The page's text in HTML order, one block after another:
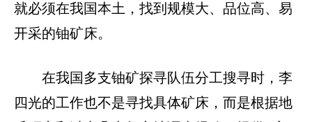
就必须在我国本土，找到规模大、品位高、易
开采的铀矿床。
在我国多支铀矿探寻队伍分工搜寻时，李
四光的工作也不是寻找具体矿床，而是根据地